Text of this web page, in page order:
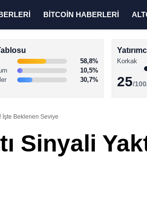
BİTCOİN HABERLERİ
58,8%
10,5%
30,7%
Korkak
25/100
İşte Beklenen Seviye
Sinyali